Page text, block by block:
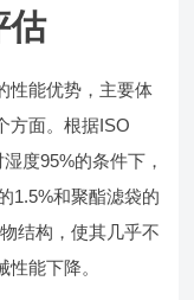
估
性能优势，主要体
方面。根据ISO
度95%的条件下，
1.5%和聚酯滤袋的
结构，使其几乎不
能下降。